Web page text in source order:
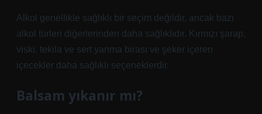
Alkol genellikle sağlıklı bir seçim değildir, ancak bazı
alkol türleri diğerlerinden daha sağlıklıdır. Kırmızı şarap,
viski, tekila ve sert yanma birası ve şeker içeren
içecekler daha sağlıklı seçeneklerdir.
Balsam yıkanır mı?